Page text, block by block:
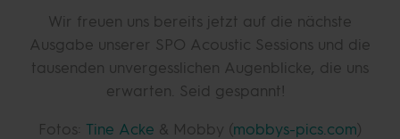
Wir freuen uns bereits jetzt auf die nächste
Ausgabe unserer SPO Acoustic Sessions und die
tausenden unvergesslichen Augenblicke, die uns
erwarten. Seid gespannt!
Fotos: Tine Acke & Mobby (mobbys-pics.com)